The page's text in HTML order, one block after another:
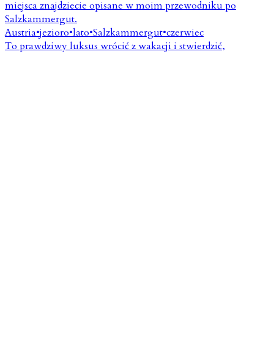
To prawdziwy luksus wrócić z wakacji i stwierdzić,